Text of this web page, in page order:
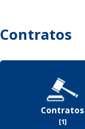
Contratos
Contratos
[1]